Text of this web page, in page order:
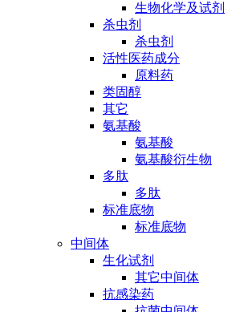
生物化学及试剂
杀虫剂
杀虫剂
活性医药成分
原料药
类固醇
其它
氨基酸
氨基酸
氨基酸衍生物
多肽
多肽
标准底物
标准底物
中间体
生化试剂
其它中间体
抗感染药